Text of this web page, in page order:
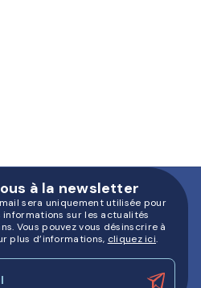
à la newsletter
sera uniquement utilisée pour
informations sur les actualités
Vous pouvez vous désinscrire à
plus d’informations, cliquez ici.